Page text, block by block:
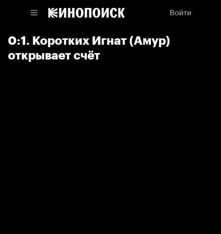
Войти
0:1. Коротких Игнат (Амур)
открывает счёт